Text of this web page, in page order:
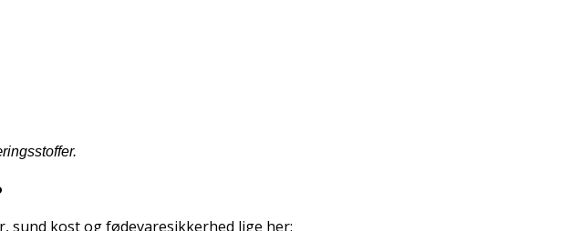
kost og fødevaresikkerhed lige her: